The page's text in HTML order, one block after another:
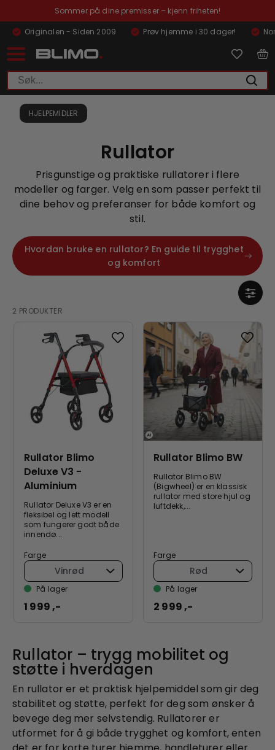
Sommer på dine premisser – kjenn friheten!
Originalen - Siden 2009
Prøv hjemme i 30 dager!
HJELPEMIDLER
Rullator
Prisgunstige og praktiske rullatorer i flere
modeller og farger. Velg en som passer perfekt til
dine behov og preferanser for både komfort og
stil.
Hvordan bruke en rullator? En guide til trygghet
og komfort
2 PRODUKTER
Rullator Blimo
Deluxe V3 -
Aluminium
Rullator Deluxe V3 er en
fleksibel og lett modell
som fungerer godt både
innendø...
Farge
Vinrød
På lager
1 999 ,-
Rullator Blimo BW
Rullator Blimo BW
(Bigwheel) er en klassisk
rullator med store hjul og
luftdekk,...
Farge
Rød
På lager
2 999 ,-
Rullator – trygg mobilitet og
støtte i hverdagen
En rullator er et praktisk hjelpemiddel som gir deg
stabilitet og støtte, perfekt for deg som ønsker å
bevege deg mer selvstendig. Rullatorer er
utformet for å gi både trygghet og komfort, enten